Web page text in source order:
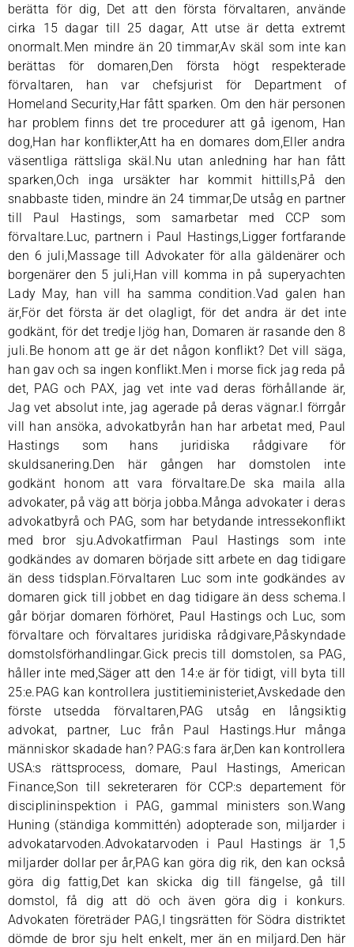
berätta för dig, Det att den första förvaltaren, använde
cirka 15 dagar till 25 dagar, Att utse är detta extremt
onormalt.Men mindre än 20 timmar,Av skäl som inte kan
berättas för domaren,Den första högt respekterade
förvaltaren, han var chefsjurist för Department of
Homeland Security,Har fått sparken. Om den här personen
har problem finns det tre procedurer att gå igenom, Han
dog,Han har konflikter,Att ha en domares dom,Eller andra
väsentliga rättsliga skäl.Nu utan anledning har han fått
sparken,Och inga ursäkter har kommit hittills,På den
snabbaste tiden, mindre än 24 timmar,De utsåg en partner
till Paul Hastings, som samarbetar med CCP som
förvaltare.Luc, partnern i Paul Hastings,Ligger fortfarande
den 6 juli,Massage till Advokater för alla gäldenärer och
borgenärer den 5 juli,Han vill komma in på superyachten
Lady May, han vill ha samma condition.Vad galen han
är,För det första är det olagligt, för det andra är det inte
godkänt, för det tredje ljög han, Domaren är rasande den 8
juli.Be honom att ge är det någon konflikt? Det vill säga,
han gav och sa ingen konflikt.Men i morse fick jag reda på
det, PAG och PAX, jag vet inte vad deras förhållande är,
Jag vet absolut inte, jag agerade på deras vägnar.I förrgår
vill han ansöka, advokatbyrån han har arbetat med, Paul
Hastings som hans juridiska rådgivare för
skuldsanering.Den här gången har domstolen inte
godkänt honom att vara förvaltare.De ska maila alla
advokater, på väg att börja jobba.Många advokater i deras
advokatbyrå och PAG, som har betydande intressekonflikt
med bror sju.Advokatfirman Paul Hastings som inte
godkändes av domaren började sitt arbete en dag tidigare
än dess tidsplan.Förvaltaren Luc som inte godkändes av
domaren gick till jobbet en dag tidigare än dess schema.I
går börjar domaren förhöret, Paul Hastings och Luc, som
förvaltare och förvaltares juridiska rådgivare,Påskyndade
domstolsförhandlingar.Gick precis till domstolen, sa PAG,
håller inte med,Säger att den 14:e är för tidigt, vill byta till
25:e.PAG kan kontrollera justitieministeriet,Avskedade den
förste utsedda förvaltaren,PAG utsåg en långsiktig
advokat, partner, Luc från Paul Hastings.Hur många
människor skadade han? PAG:s fara är,Den kan kontrollera
USA:s rättsprocess, domare, Paul Hastings, American
Finance,Son till sekreteraren för CCP:s departement för
disciplininspektion i PAG, gammal ministers son.Wang
Huning (ständiga kommittén) adopterade son, miljarder i
advokatarvoden.Advokatarvoden i Paul Hastings är 1,5
miljarder dollar per år,PAG kan göra dig rik, den kan också
göra dig fattig,Det kan skicka dig till fängelse, gå till
domstol, få dig att dö och även göra dig i konkurs.
Advokaten företräder PAG,I tingsrätten för Södra distriktet
dömde de bror sju helt enkelt, mer än en miljard.Den här